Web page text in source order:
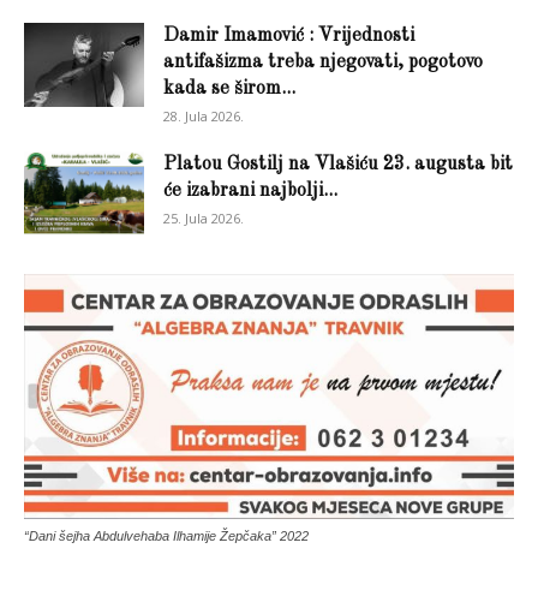
Damir Imamović : Vrijednosti
antifašizma treba njegovati, pogotovo
kada se širom...
28. Jula 2026.
Platou Gostilj na Vlašiću 23. augusta bit
će izabrani najbolji...
25. Jula 2026.
“Dani šejha Abdulvehaba Ilhamije Žepčaka” 2022